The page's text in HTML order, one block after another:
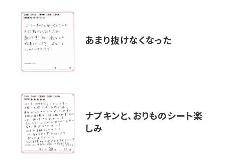
あまり抜けなくなった
ナプキンと、おりものシート楽
しみ